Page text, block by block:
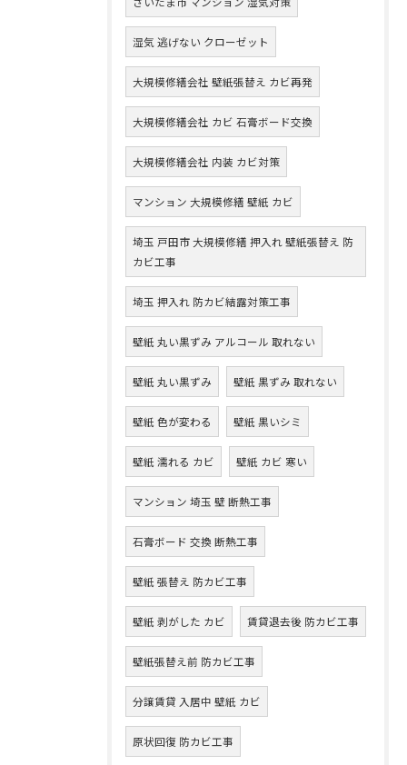
湿気 逃げない クローゼット
大規模修繕会社 壁紙張替え カビ再発
大規模修繕会社 カビ 石膏ボード交換
大規模修繕会社 内装 カビ対策
マンション 大規模修繕 壁紙 カビ
埼玉 戸田市 大規模修繕 押入れ 壁紙張替え 防
カビ工事
埼玉 押入れ 防カビ結露対策工事
壁紙 丸い黒ずみ アルコール 取れない
壁紙 丸い黒ずみ 壁紙 黒ずみ 取れない
壁紙 色が変わる 壁紙 黒いシミ
壁紙 濡れる カビ 壁紙 カビ 寒い
マンション 埼玉 壁 断熱工事
石膏ボード 交換 断熱工事
壁紙 張替え 防カビ工事
壁紙 剥がした カビ 賃貸退去後 防カビ工事
壁紙張替え前 防カビ工事
分譲賃貸 入居中 壁紙 カビ
原状回復 防カビ工事